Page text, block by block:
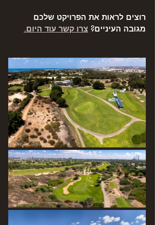
רוצים לראות את הפרויקט שלכם
מגובה העיניים? צרו קשר עוד היום.